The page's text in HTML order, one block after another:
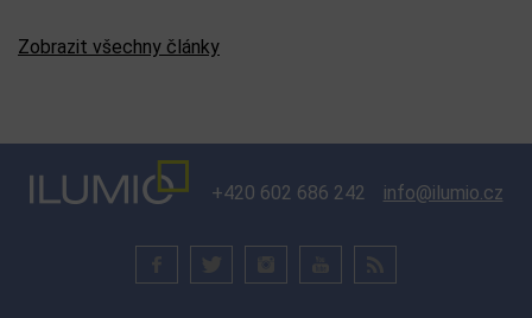
Zobrazit všechny články
+420 602 686 242 info@ilumio.cz